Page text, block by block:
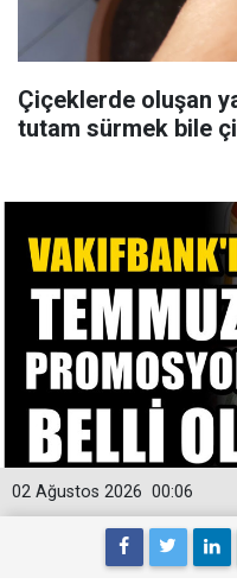
Çiçeklerde oluşan
tutam sürmek bile
00:06
02 Ağustos 2026